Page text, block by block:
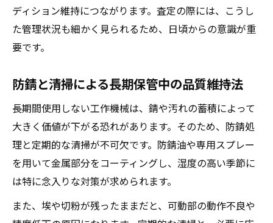
ディション維持につながります。査定の際には、こうし
た管理状況も細かく見られるため、日頃からの意識が重
要です。
防錆と清掃による長期保管中の品質維持法
長期間使用しない工作機械は、錆や汚れの蓄積によって
大きく価値が下がる恐れがあります。そのため、防錆処
理と定期的な清掃が不可欠です。防錆油や専用スプレー
を用いて金属部分をコーティングし、湿度の高い季節に
は特に念入りな対策が求められます。
また、埃や切粉が残ったままだと、可動部の動作不良や